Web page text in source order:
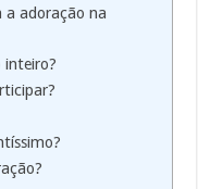
a adoração na
inteiro?